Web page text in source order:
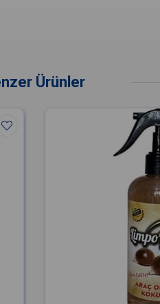
Ürünler